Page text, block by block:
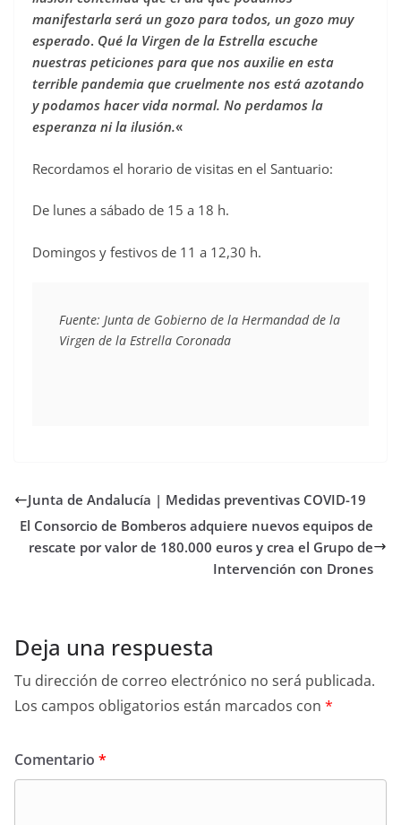
manifestarla será un gozo para todos, un gozo muy
esperado. Qué la Virgen de la Estrella escuche
nuestras peticiones para que nos auxilie en esta
terrible pandemia que cruelmente nos está azotando
y podamos hacer vida normal. No perdamos la
esperanza ni la ilusión.«
Recordamos el horario de visitas en el Santuario:
De lunes a sábado de 15 a 18 h.
Domingos y festivos de 11 a 12,30 h.
Fuente: Junta de Gobierno de la Hermandad de la
Virgen de la Estrella Coronada
Junta de Andalucía | Medidas preventivas COVID-19
El Consorcio de Bomberos adquiere nuevos equipos de
rescate por valor de 180.000 euros y crea el Grupo de
Intervención con Drones
Deja una respuesta
Tu dirección de correo electrónico no será publicada.
Los campos obligatorios están marcados con *
Comentario *